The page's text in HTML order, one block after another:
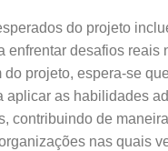
do projeto
enfrentar desafios reais
do projeto, espera-se
aplicar as habilidades
contribuindo de
nas quais